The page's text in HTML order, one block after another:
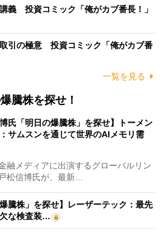
義 投資コミック「俺がカブ番長！」
引の極意 投資コミック「俺がカブ番
一覧を見る
騰株を探せ！
博氏「明日の爆騰株」を探せ】トーメン
サムスンを通じて世界のAIメモリ需
融メディアに出演するグローバルリン
松信博氏が、最新…
騰株」を探せ】レーザーテック：最先
な検査装…